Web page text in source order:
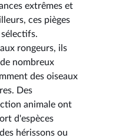
extrêmes et
ces pièges
rongeurs, ils
nombreux
des oiseaux
Des
animale ont
d'espèces
hérissons ou